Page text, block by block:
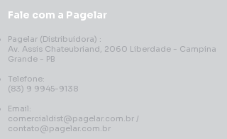
Fale com a Pagelar
Pagelar (Distribuidora) :
Av. Assis Chateubriand, 2060 Liberdade - Campina
Grande - PB
Telefone:
(83) 9 9945-9138
Email:
comercialdist@pagelar.com.br /
contato@pagelar.com.br